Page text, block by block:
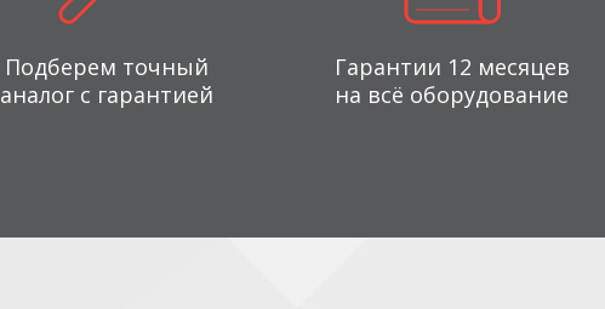
Подберем точный
аналог с гарантией
Гарантии 12 месяцев
на всё оборудование